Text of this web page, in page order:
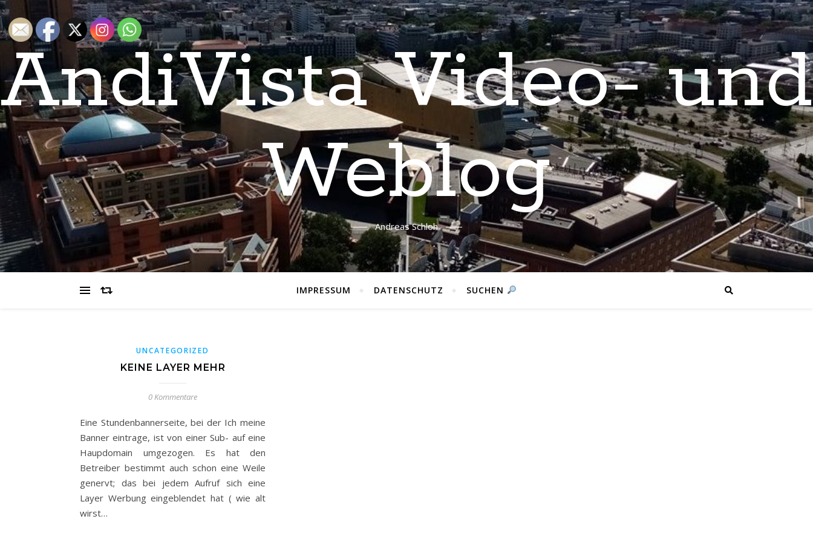
AndiVista Video- und
Weblog
Andreas Schloh
IMPRESSUM DATENSCHUTZ SUCHEN
UNCATEGORIZED
KEINE LAYER MEHR
0 Kommentare
Eine Stundenbannerseite, bei der Ich meine
Banner eintrage, ist von einer Sub- auf eine
Haupdomain umgezogen. Es hat den
Betreiber bestimmt auch schon eine Weile
genervt; das bei jedem Aufruf sich eine
Layer Werbung eingeblendet hat ( wie alt
wirst…